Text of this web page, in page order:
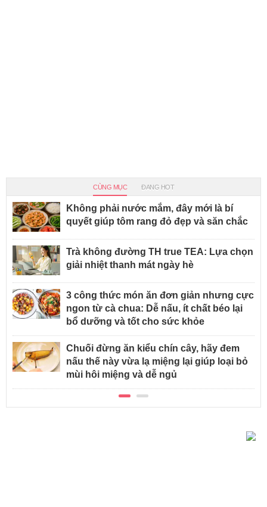
CÙNG MỤC ĐANG HOT
Không phải nước mắm, đây mới là bí
quyết giúp tôm rang đỏ đẹp và săn chắc
Trà không đường TH true TEA: Lựa chọn
giải nhiệt thanh mát ngày hè
3 công thức món ăn đơn giản nhưng cực
ngon từ cà chua: Dễ nấu, ít chất béo lại
bổ dưỡng và tốt cho sức khỏe
Chuối đừng ăn kiểu chín cây, hãy đem
nấu thế này vừa lạ miệng lại giúp loại bỏ
mùi hôi miệng và dễ ngủ